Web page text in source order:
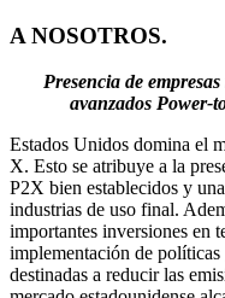
A NOSOTROS.
Presencia de
avanzados Power-
Estados Unidos domina el
X. Esto se atribuye a la
P2X bien establecidos y
industrias de uso final.
importantes inversiones en
implementación de
destinadas a reducir las